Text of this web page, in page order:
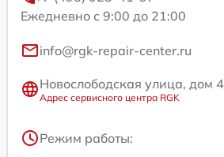
Ежедневно с 9:00 до 21:00
info@rgk-repair-center.ru
Новослободская улица, дом 4
Адрес сервисного центра RGK
Режим работы: